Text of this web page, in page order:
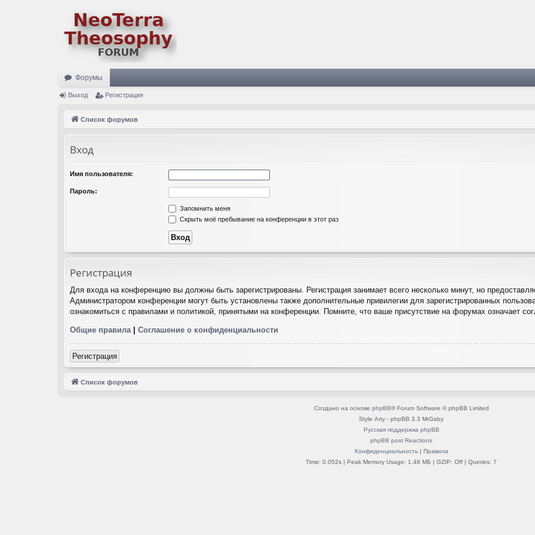
Форумы
Выход Регистрация
Список форумов
Вход
Имя пользователя:
Пароль:
Запомнить меня
Скрыть моё пребывание на конференции в этот раз
Регистрация
Для входа на конференцию вы должны быть зарегистрированы. Регистрация занимает всего несколько минут, но
Администратором конференции могут быть установлены также дополнительные привилегии для зарегистрированных
ознакомиться с правилами и политикой, принятыми на конференции. Помните, что ваше присутствие на форумах означает
Общие правила | Соглашение о конфиденциальности
Регистрация
Список форумов
Создано на основе phpBB® Forum Software © phpBB Limited
Style Arty - phpBB 3.3 MrGaby
Русская поддержка phpBB
phpBB post Reactions
Конфиденциальность| Правила
Time: 0.052s | Peak Memory Usage: 1.48 МБ | GZIP: Off | Queries: 7